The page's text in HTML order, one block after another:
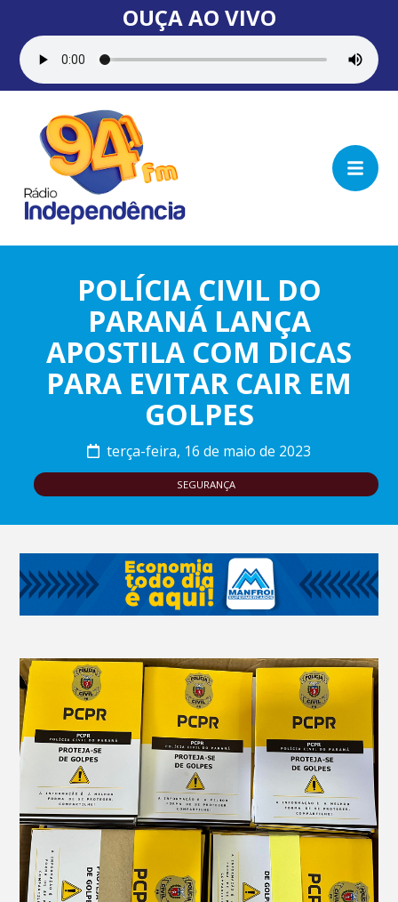
OUÇA AO VIVO
POLÍCIA CIVIL DO
PARANÁ LANÇA
APOSTILA COM DICAS
PARA EVITAR CAIR EM
GOLPES
terça-feira, 16 de maio de 2023
SEGURANÇA